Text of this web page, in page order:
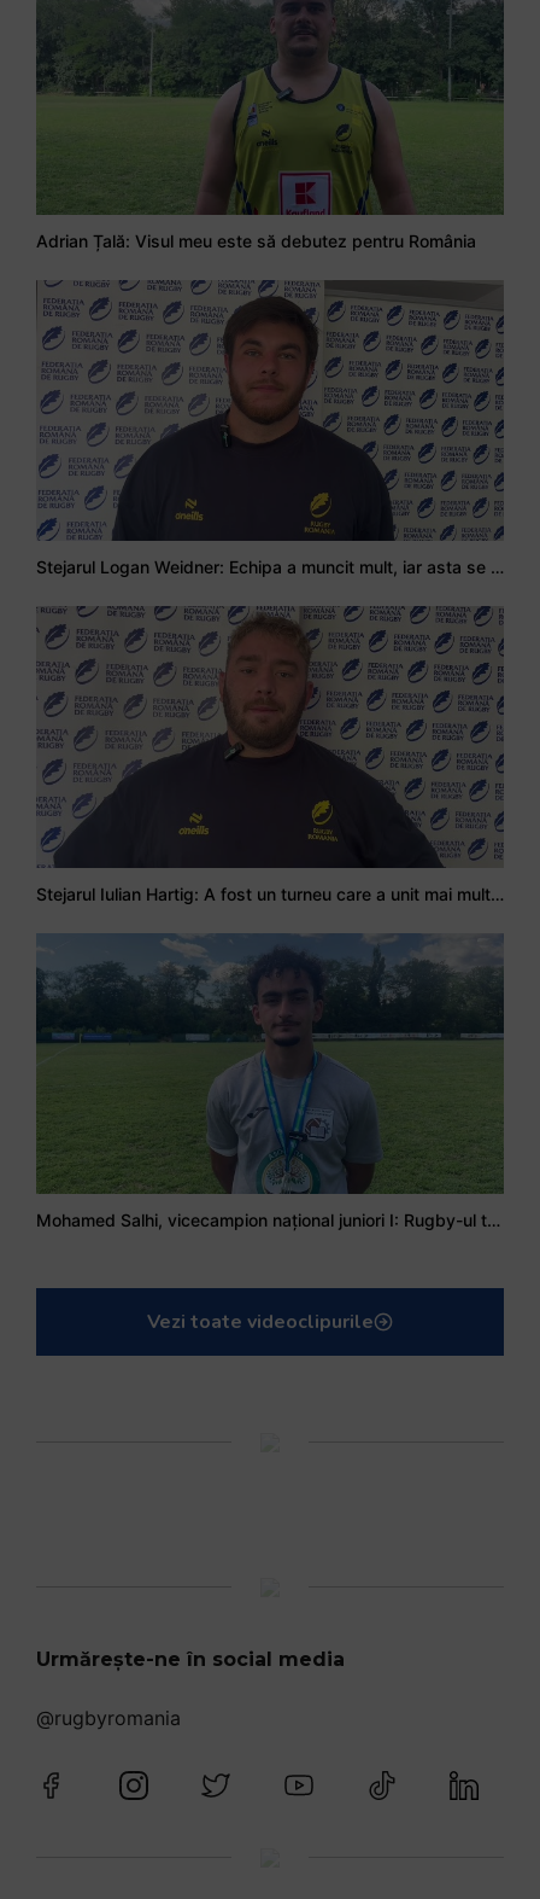
Adrian Țală: Visul meu este să debutez pentru România
Stejarul Logan Weidner: Echipa a muncit mult, iar asta se va vedea în meciurile de la Nations Cup
Stejarul Iulian Hartig: A fost un turneu care a unit mai mult echipa
Mohamed Salhi, vicecampion național juniori I: Rugby-ul te învață să accepți și înfrângerile
Vezi toate videoclipurile
Urmărește-ne în social media
@rugbyromania